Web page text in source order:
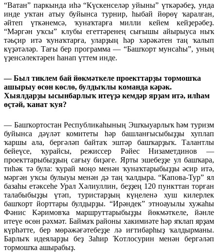
“Ватан” паркында иһә “Күскенселәр уйыны” үткәрәбеҙ, унда
инде уҡтан атыу буйынса турнир, һыбай йөрөү ҡаралған,
әйтеп үткәнемсә, ҡунаҡтарға милли кейем кейҙерәбеҙ.
“Мәргән уҡсы” клубы егеттәренең сығышы айырыуса ныҡ
тәьҫир итә ҡунаҡтарға, уларҙың һәр хәрәкәтен таң ҡалып
күҙәтәләр. Тағы бер программа — “Башҡорт мунсаһы”, уның
үҙенсәлектәрен һанап үттем инде.
— Был тиклем бай йөкмәткеле проекттарҙы тормошҡа
ашырыу өсөн көслө, булдыҡлы команда кәрәк.
Хыялдарҙы ысынбарлыҡ итеүҙә кемдәр ярҙам итә, илһам
өҫтәй, ҡанат ҡуя?
— Башҡортостан Республикаһының Эшҡыуарлыҡ һәм туризм
буйынса дәүләт комитеты һәр башланғысыбыҙҙы хуплап
ҡаршы ала, бергәләп байтаҡ эштәр башҡарҙыҡ. Талантлы
бейеүсе, ҡурайсы, режиссер Рәйес Низаметдинов —
проекттарыбыҙҙың сағыу биҙәге. Ярты эшебеҙҙе ул башҡара,
тиһәк тә була: ҡурай моңо менән ҡунаҡтарыбыҙҙы әсир итә,
мәргән уҡсы булыуы менән дә таң ҡалдыра. “Капова-Тур” ял
базаһы етәксеһе Урал Хәлиуллин, беҙҙең 120 пункттан торған
талабыбыҙҙы үтәп, туристарҙың күңеленә хуш килерлек
башҡорт йорттары булдырҙы. “Ирәндек” этноауылы хужаһы
Фәнис Кәримовҡа маршруттарыбыҙҙы йөкмәткеле, йәнле
итеүе өсөн рәхмәт. Баймаҡ районы хакимиәте һәр яҡлап ярҙам
күрһәтте, бер мөрәжәғәтебеҙҙе лә иғтибарһыҙ ҡалдырманы.
Барлыҡ идеяларҙы беҙ Заһир Ҡотлосурин менән бергәләп
тормошҡа ашырабыҙ.